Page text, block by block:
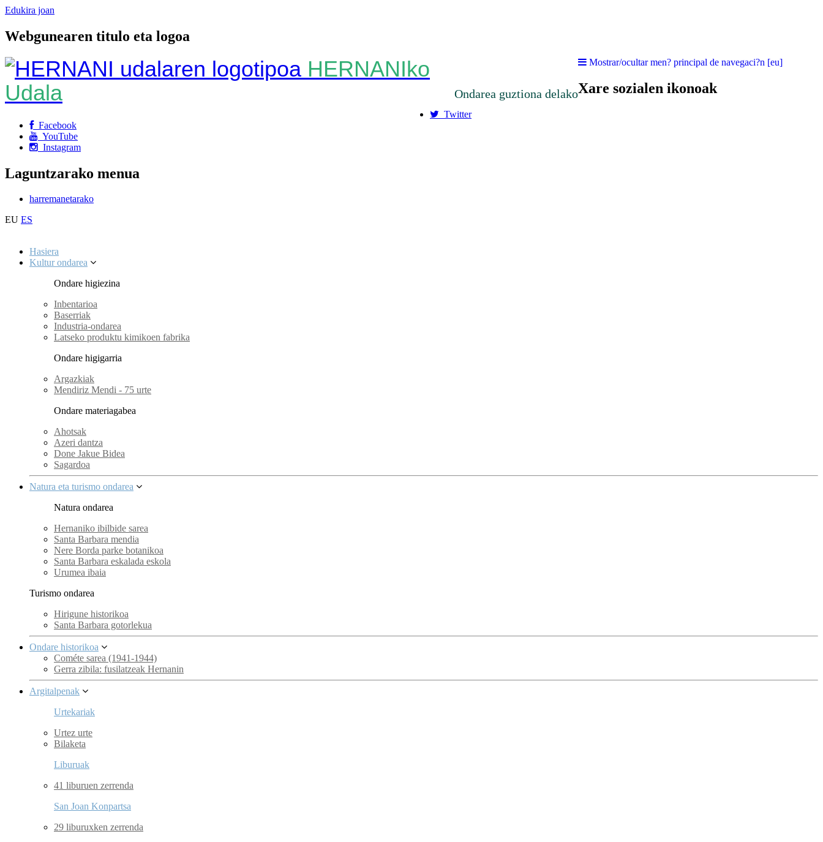
Edukira joan
Webgunearen titulo eta logoa
HERNANIko
Udala
Ondarea guztiona delako
Mostrar/ocultar men? principal de navegaci?n [eu]
Xare sozialen ikonoak
Twitter
Facebook
YouTube
Instagram
Laguntzarako menua
harremanetarako
EU ES
Hasiera
Kultur ondarea
Ondare higiezina
Inbentarioa
Baserriak
Industria-ondarea
Latseko produktu kimikoen fabrika
Ondare higigarria
Argazkiak
Mendiriz Mendi - 75 urte
Ondare materiagabea
Ahotsak
Azeri dantza
Done Jakue Bidea
Sagardoa
Natura eta turismo ondarea
Natura ondarea
Hernaniko ibilbide sarea
Santa Barbara mendia
Nere Borda parke botanikoa
Santa Barbara eskalada eskola
Urumea ibaia
Turismo ondarea
Hirigune historikoa
Santa Barbara gotorlekua
Ondare historikoa
Cométe sarea (1941-1944)
Gerra zibila: fusilatzeak Hernanin
Argitalpenak
Urtekariak
Urtez urte
Bilaketa
Liburuak
41 liburuen zerrenda
San Joan Konpartsa
29 liburuxken zerrenda